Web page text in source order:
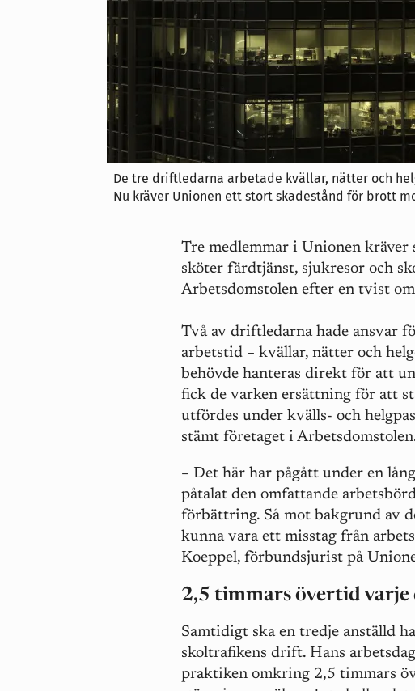
De tre driftledarna arbetade kvällar, nätter och
Nu kräver Unionen ett stort skadestånd för brott
Tre medlemmar i Unionen kräver
sköter färdtjänst, sjukresor och
Arbetsdomstolen efter en tvist
Två av driftledarna hade ansvar
arbetstid – kvällar, nätter och
behövde hanteras direkt för att
fick de varken ersättning för att
utfördes under kvälls- och
stämt företaget i
– Det här har pågått under en
påtalat den omfattande
förbättring. Så mot bakgrund av
kunna vara ett misstag från
Koeppel, förbundsjurist på
2,5 timmars övertid varje
Samtidigt ska en tredje anställd
skoltrafikens drift. Hans
praktiken omkring 2,5 timmars